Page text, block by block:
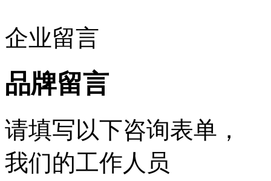
企业留言
品牌留言
请填写以下咨询表单，
我们的工作人员